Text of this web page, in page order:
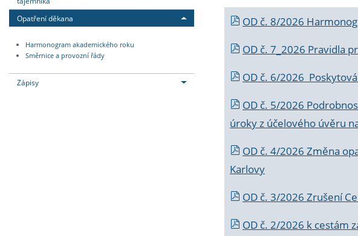
Opatření děkana
Harmonogram akademického roku
Směrnice a provozní řády
Zápisy
OD č. 8/2026
OD č. 7_2026 Pravidla
OD č. 6/2026
OD č. 5/2026
úroky z účelového úvěru
OD č. 4/2026 Změna
Karlovy
OD č. 3/2026 Zrušení
OD č. 2/2026 k cestám